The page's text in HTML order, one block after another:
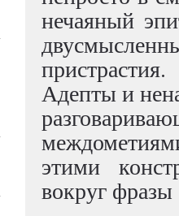
нечаяный
Адепты и
этими
вокруг